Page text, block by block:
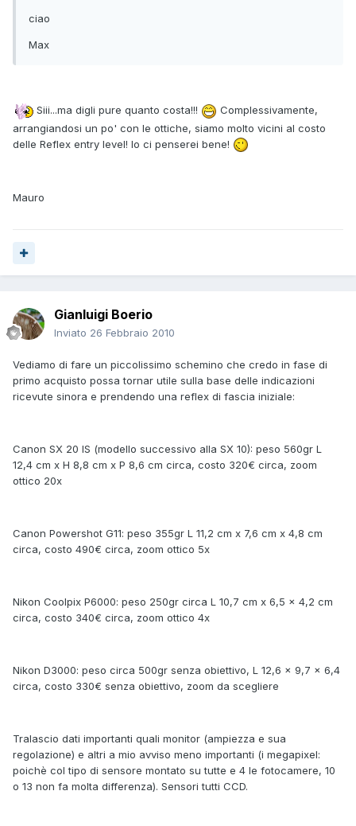
ciao
Max
Siii...ma digli pure quanto costa!!!
Complessivamente,
arrangiandosi un po' con le ottiche, siamo molto vicini al costo
delle Reflex entry level! Io ci penserei bene!
Mauro
Gianluigi Boerio
Inviato 26 Febbraio 2010
Vediamo di fare un piccolissimo schemino che credo in fase di
primo acquisto possa tornar utile sulla base delle indicazioni
ricevute sinora e prendendo una reflex di fascia iniziale:
Canon SX 20 IS (modello successivo alla SX 10): peso 560gr L
12,4 cm x H 8,8 cm x P 8,6 cm circa, costo 320€ circa, zoom
ottico 20x
Canon Powershot G11: peso 355gr L 11,2 cm x 7,6 cm x 4,8 cm
circa, costo 490€ circa, zoom ottico 5x
Nikon Coolpix P6000: peso 250gr circa L 10,7 cm x 6,5 x 4,2 cm
circa, costo 340€ circa, zoom ottico 4x
Nikon D3000: peso circa 500gr senza obiettivo, L 12,6 x 9,7 x 6,4
circa, costo 330€ senza obiettivo, zoom da scegliere
Tralascio dati importanti quali monitor (ampiezza e sua
regolazione) e altri a mio avviso meno importanti (i megapixel:
poichè col tipo di sensore montato su tutte e 4 le fotocamere, 10
o 13 non fa molta differenza). Sensori tutti CCD.